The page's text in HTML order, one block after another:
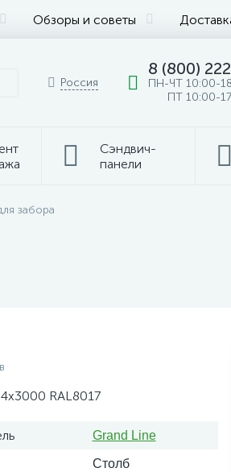
Обзоры и советы
Россия
8 (800)
ПН-ЧТ 10:00-
ПТ 10:00-
Сэндвич-
панели
забора
RAL8017
Grand Line
Столб